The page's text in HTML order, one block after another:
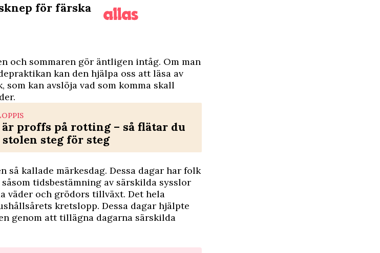
för färska
och sommaren gör äntligen intåg. Om man
kan den hjälpa oss att läsa av
som kan avslöja vad som komma skall
proffs på rotting – så flätar du
steg för steg
så kallade märkesdag. Dessa dagar har folk
tidsbestämning av särskilda sysslor
väder och grödors tillväxt. Det hela
kretslopp. Dessa dagar hjälpte
genom att tillägna dagarna särskilda